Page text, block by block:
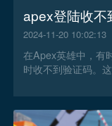
2024-11-20 10:02:13
在Apex英雄中，有
时收不到验证码。